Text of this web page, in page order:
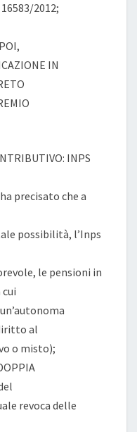
16583/2012;
IN
INPS
precisato che a
possibilità, l’Inps
le pensioni in
al
o misto);
revoca delle